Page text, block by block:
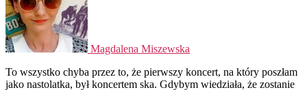
Magdalena Miszewska
To wszystko chyba przez to, że pierwszy koncert, na który poszłam
jako nastolatka, był koncertem ska. Gdybym wiedziała, że zostanie